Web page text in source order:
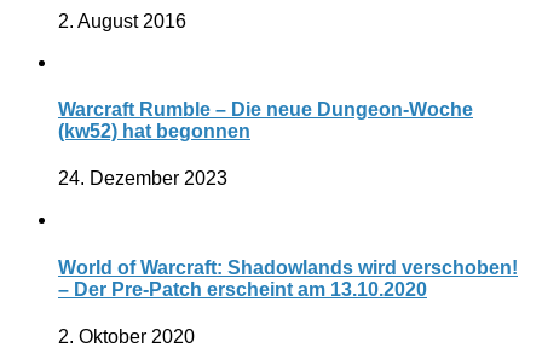
2. August 2016
Warcraft Rumble – Die neue Dungeon-Woche
(kw52) hat begonnen
24. Dezember 2023
World of Warcraft: Shadowlands wird verschoben!
– Der Pre-Patch erscheint am 13.10.2020
2. Oktober 2020